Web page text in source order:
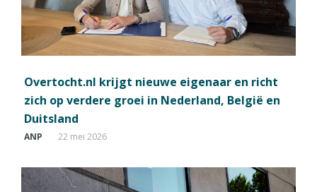
Overtocht.nl krijgt nieuwe eigenaar en richt
zich op verdere groei in Nederland, België en
Duitsland
ANP 22 mei 2026